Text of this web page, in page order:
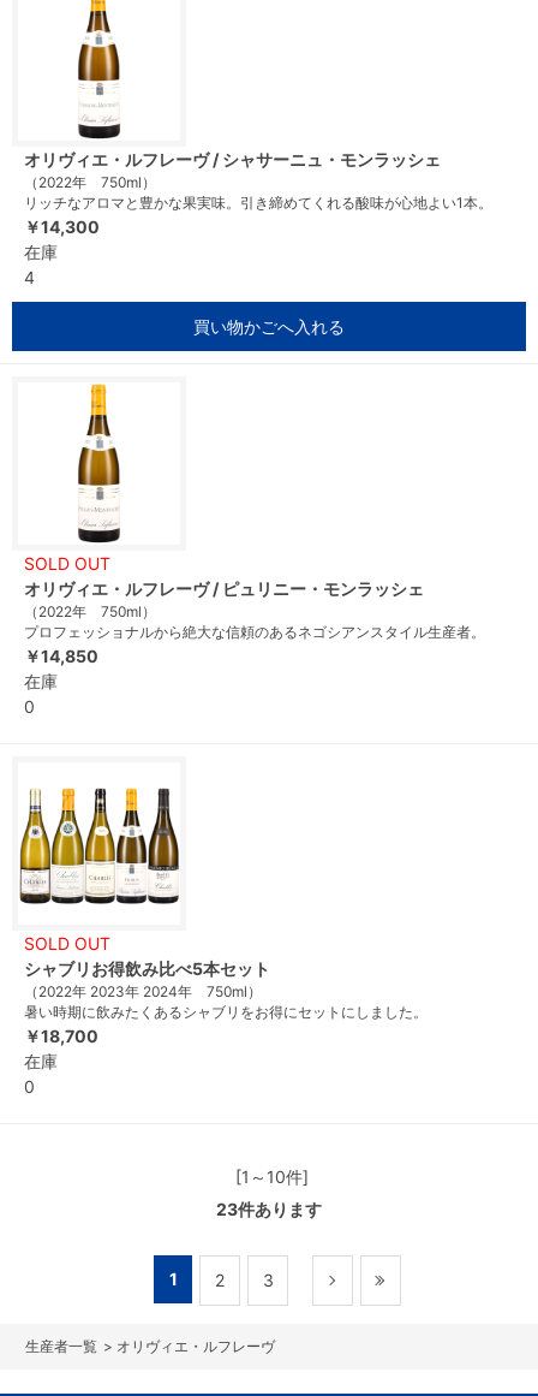
オリヴィエ・ルフレーヴ / シャサーニュ・モンラッシェ
（2022年 750ml）
リッチなアロマと豊かな果実味。引き締めてくれる酸味が心地よい1本。
￥14,300
在庫
4
買い物かごへ入れる
SOLD OUT
オリヴィエ・ルフレーヴ / ピュリニー・モンラッシェ
（2022年 750ml）
プロフェッショナルから絶大な信頼のあるネゴシアンスタイル生産者。
￥14,850
在庫
0
SOLD OUT
シャブリお得飲み比べ5本セット
（2022年 2023年 2024年 750ml）
暑い時期に飲みたくあるシャブリをお得にセットにしました。
￥18,700
在庫
0
[1～10件]
23件あります
1 2 3
> オリヴィエ・ルフレーヴ